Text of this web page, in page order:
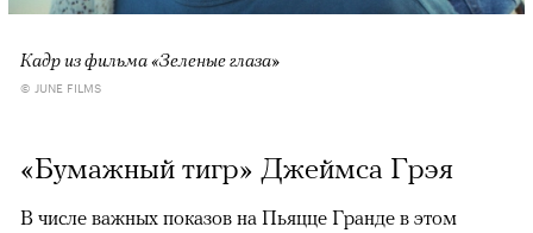
Кадр из фильма «Зеленые глаза»
© JUNE FILMS
«Бумажный тигр» Джеймса Грэя
В числе важных показов на Пьяцце Гранде в этом